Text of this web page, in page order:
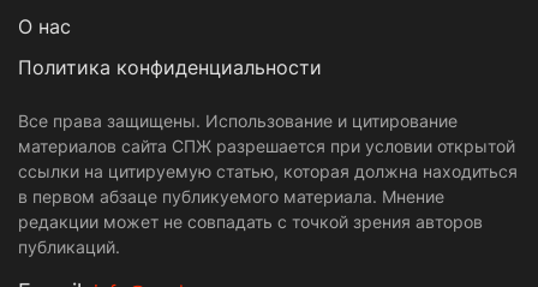
О нас
Политика конфиденциальности
Все права защищены. Использование и цитирование
материалов сайта СПЖ разрешается при условии открытой
ссылки на цитируемую статью, которая должна находиться
в первом абзаце публикуемого материала. Мнение
редакции может не совпадать с точкой зрения авторов
публикаций.